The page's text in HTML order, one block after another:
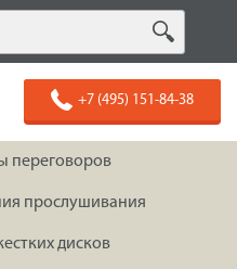
+7 (495) 151-84-38
переговоров
прослушивания
дисков